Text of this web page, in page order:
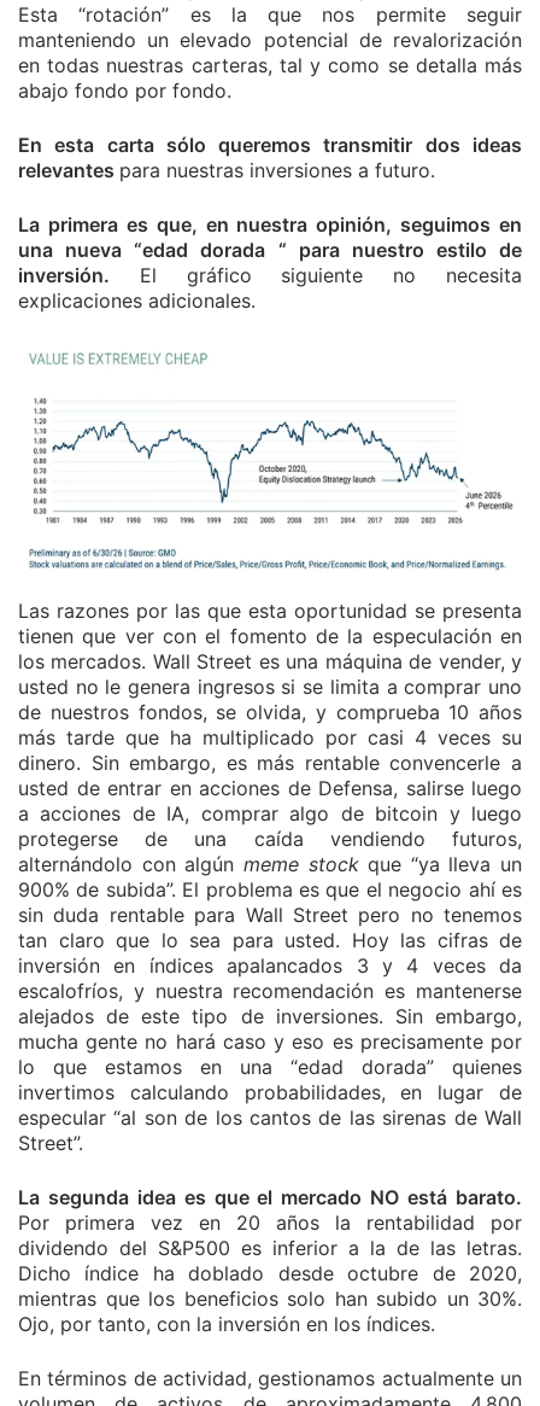
Esta “rotación” es la que nos permite seguir
manteniendo un elevado potencial de revalorización
en todas nuestras carteras, tal y como se detalla más
abajo fondo por fondo.
En esta carta sólo queremos transmitir dos ideas
relevantes para nuestras inversiones a futuro.
La primera es que, en nuestra opinión, seguimos en
una nueva “edad dorada “ para nuestro estilo de
inversión. El gráfico siguiente no necesita
explicaciones adicionales.
Las razones por las que esta oportunidad se presenta
tienen que ver con el fomento de la especulación en
los mercados. Wall Street es una máquina de vender, y
usted no le genera ingresos si se limita a comprar uno
de nuestros fondos, se olvida, y comprueba 10 años
más tarde que ha multiplicado por casi 4 veces su
dinero. Sin embargo, es más rentable convencerle a
usted de entrar en acciones de Defensa, salirse luego
a acciones de IA, comprar algo de bitcoin y luego
protegerse de una caída vendiendo futuros,
alternándolo con algún meme stockque “ya lleva un
900% de subida”. El problema es que el negocio ahí es
sin duda rentable para Wall Street pero no tenemos
tan claro que lo sea para usted. Hoy las cifras de
inversión en índices apalancados 3 y 4 veces da
escalofríos, y nuestra recomendación es mantenerse
alejados de este tipo de inversiones. Sin embargo,
mucha gente no hará caso y eso es precisamente por
lo que estamos en una “edad dorada” quienes
invertimos calculando probabilidades, en lugar de
especular “al son de los cantos de las sirenas de Wall
Street”.
La segunda idea es que el mercado NO está barato.
Por primera vez en 20 años la rentabilidad por
dividendo del S&P500 es inferior a la de las letras.
Dicho índice ha doblado desde octubre de 2020,
mientras que los beneficios solo han subido un 30%.
Ojo, por tanto, con la inversión en los índices.
En términos de actividad, gestionamos actualmente un